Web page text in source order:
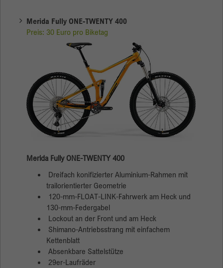
Merida Fully ONE-TWENTY 400
Preis: 30 Euro pro Biketag
Merida Fully ONE-TWENTY 400
Dreifach konifizierter Aluminium-Rahmen mit
trailorientierter Geometrie
120-mm-FLOAT-LINK-Fahrwerk am Heck und
130-mm-Federgabel
Lockout an der Front und am Heck
Shimano-Antriebsstrang mit einfachem
Kettenblatt
Absenkbare Sattelstütze
29er-Laufräder
Dieses Cookie wird von Google Analytics
installiert. Das Cookie wird verwendet, um
Besucher-, Sitzungs- und Kampagnendaten zu
berechnen und die Nutzung der Website für
den Analysebericht der Website zu verfolgen.
Die Cookies speichern Informationen anonym
und weisen eine zufällig generierte Nummer
zu, um eindeutige Besucher zu identifizieren.
Anbieter Google
1 Tag
Dieses Cookie wird von Google Analytics
installiert. Das Cookie wird verwendet, um
Informationen darüber zu speichern, wie
Besucher eine Website nutzen, und hilft bei der
Erstellung eines Analyseberichts über den
Zustand der Website. Die gesammelten Daten,